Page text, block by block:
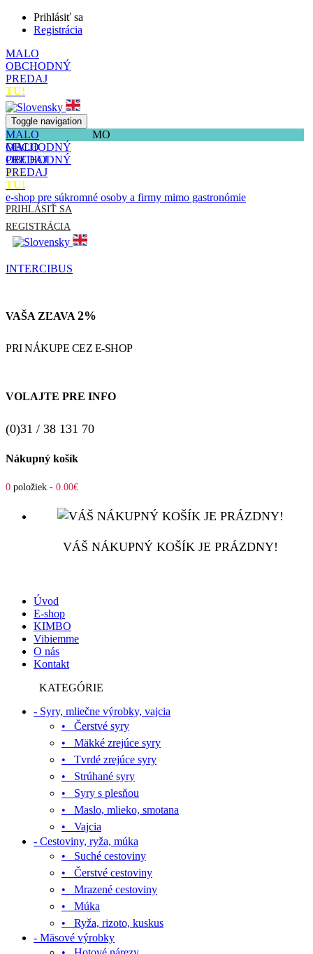
Prihlásiť sa
Registrácia
MALO
OBCHODNÝ
PREDAJ
TU!
Toggle navigation
MALO
OBCHODNÝ
PREDAJ
TU!
MO
MALO
OBCHODNÝ
PREDAJ
TU!
e-shop pre súkromné osoby a firmy mimo gastronómie
PRIHLÁSIŤ SA
REGISTRÁCIA
INTERCIBUS
VAŠA ZĽAVA 2%
PRI NÁKUPE CEZ E-SHOP
VOLAJTE PRE INFO
(0)31 / 38 131 70
Nákupný košík
0 položiek - 0.00€
VÁŠ NÁKUPNÝ KOŠÍK JE PRÁZDNY!
Úvod
E-shop
KIMBO
Vibiemme
O nás
Kontakt
KATEGÓRIE
- Syry, mliečne výrobky, vajcia
• Čerstvé syry
• Mäkké zrejúce syry
• Tvrdé zrejúce syry
• Strúhané syry
• Syry s plesňou
• Maslo, mlieko, smotana
• Vajcia
- Cestoviny, ryža, múka
• Suché cestoviny
• Čerstvé cestoviny
• Mrazené cestoviny
• Múka
• Ryža, rizoto, kuskus
- Mäsové výrobky